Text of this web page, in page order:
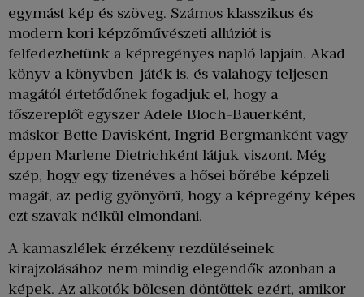
egymást kép és szöveg. Számos klasszikus és
modern kori képzőművészeti allúziót is
felfedezhetünk a képregényes napló lapjain. Akad
könyv a könyvben-játék is, és valahogy teljesen
magától értetődőnek fogadjuk el, hogy a
főszereplőt egyszer Adele Bloch-Bauerként,
máskor Bette Davisként, Ingrid Bergmanként vagy
éppen Marlene Dietrichként látjuk viszont. Még
szép, hogy egy tizenéves a hősei bőrébe képzeli
magát, az pedig gyönyörű, hogy a képregény képes
ezt szavak nélkül elmondani.
A kamaszlélek érzékeny rezdüléseinek
kirajzolásához nem mindig elegendők azonban a
képek. Az alkotók bölcsen döntöttek ezért, amikor